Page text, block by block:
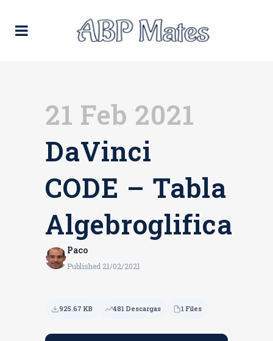
21 Feb 2021
DaVinci
CODE – Tabla
Algebroglifica
Paco
Published 21/02/2021
925.67 KB 481 Descargas 1 Files